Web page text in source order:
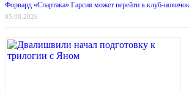
Форвард «Спартака» Гарсия может перейти в клуб-
05.08.2026